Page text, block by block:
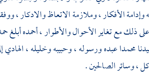
الأفكار ، وملازمة الاتعاظ والادكار ،
ذلك مع تغاير الأحوال والأطوار ، أحمده أبلغ
محمدا عبده ورسوله ، وحبيبه وخليله ،
، وسائر الصالحين .